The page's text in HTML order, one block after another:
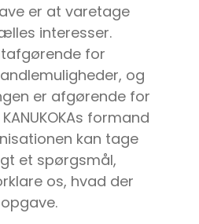
er at varetage
interesser.
for
og
er afgørende for
formand
kan tage
et spørgsmål,
os, hvad der